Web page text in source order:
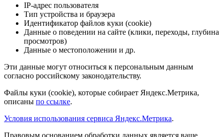
IP-адрес пользователя
Тип устройства и браузера
Идентификатор файлов куки (cookie)
Данные о поведении на сайте (клики, переходы, глубина
просмотров)
Данные о местоположении и др.
Эти данные могут относиться к персональным данным
согласно российскому законодательству.
Файлы куки (cookie), которые собирает Яндекс.Метрика,
описаны по ссылке.
Условия использования сервиса Яндекс.Метрика.
Правовым основанием обработки данных является ваше